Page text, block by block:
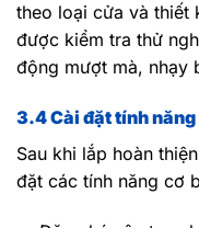
theo loại cửa và thiết
được kiểm tra thử
động mượt mà, nhạy
3.4 Cài đặt tính
Sau khi lắp hoàn
đặt các tính năng cơ